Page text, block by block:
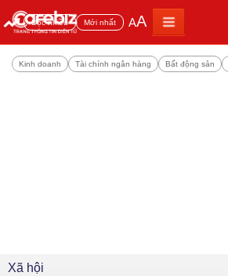
Đọc nhiều Mới nhất AA
Kinh doanh Tài chính ngân hàng Bất động sản
Xã hội